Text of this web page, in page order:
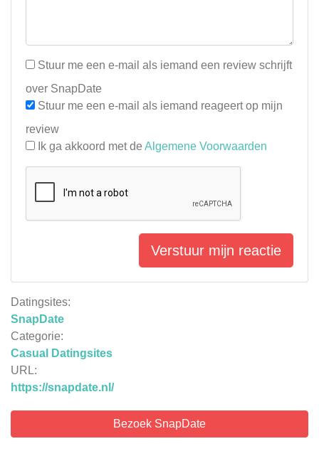
Datingsites:
SnapDate
Categorie:
Casual Datingsites
URL:
https://snapdate.nl/
Bezoek SnapDate
Stuur me een e-mail als iemand een review schrijft
over SnapDate
Stuur me een e-mail als iemand reageert op mijn
review
Ik ga akkoord met de Algemene Voorwaarden
Verstuur mijn reactie